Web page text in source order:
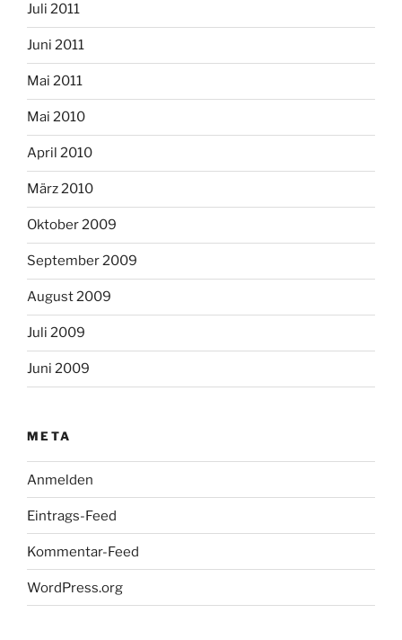
Juli 2011
Juni 2011
Mai 2011
Mai 2010
April 2010
März 2010
Oktober 2009
September 2009
August 2009
Juli 2009
Juni 2009
META
Anmelden
Eintrags-Feed
Kommentar-Feed
WordPress.org